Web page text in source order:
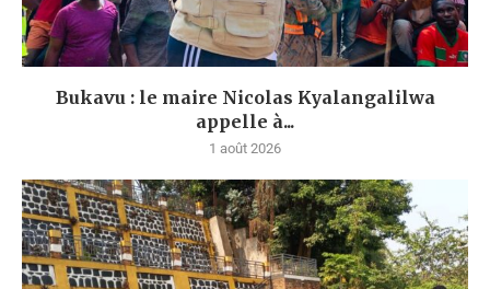
Bukavu : le maire Nicolas Kyalangalilwa
appelle à...
1 août 2026